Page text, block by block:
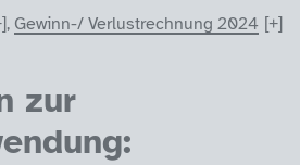
, Gewinn-/ Verlustrechnung 2024
zur